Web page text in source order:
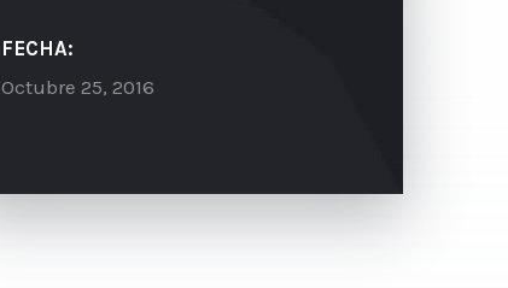
FECHA:
Octubre 25, 2016